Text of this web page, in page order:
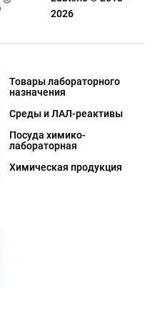
2026
Товары лабораторного
назначения
Среды и ЛАЛ-реактивы
Посуда химико-
лабораторная
Химическая продукция